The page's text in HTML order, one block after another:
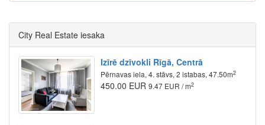
City Real Estate iesaka
Izīrē dzīvokli Rīgā, Centrā
Pērnavas iela, 4. stāvs, 2 istabas, 47.50m2
450.00 EUR 9.47 EUR / m2